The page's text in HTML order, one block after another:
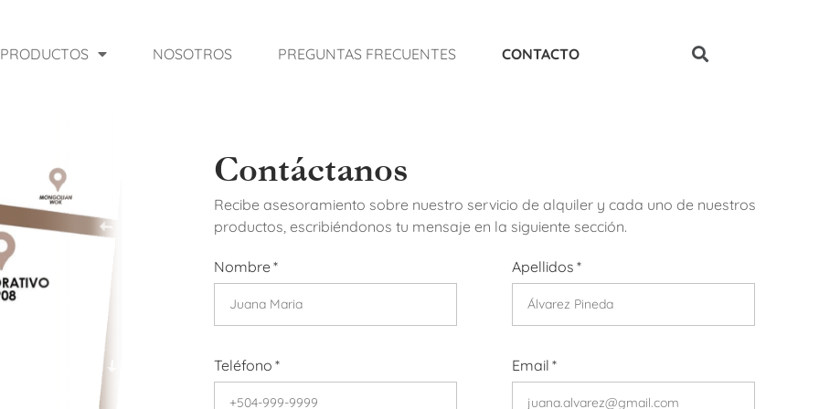
PRODUCTOS NOSOTROS PREGUNTAS FRECUENTES CONTACTO
Contáctanos
Recibe asesoramiento sobre nuestro servicio de alquiler y cada uno de nuestros
productos, escribiéndonos tu mensaje en la siguiente sección.
Nombre Apellidos
Teléfono Email